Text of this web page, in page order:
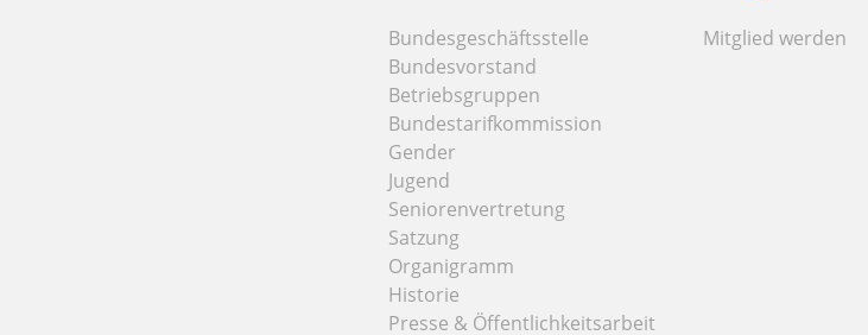
Bundesgeschäftsstelle
Bundesvorstand
Betriebsgruppen
Bundestarifkommission
Gender
Jugend
Seniorenvertretung
Satzung
Organigramm
Historie
Presse & Öffentlichkeitsarbeit
Mitglied werden